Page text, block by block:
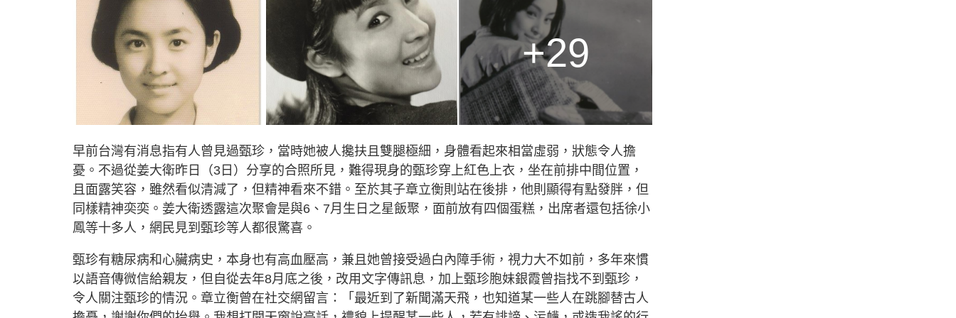
+29
早前台灣有消息指有人曾見過甄珍，當時她被人攙扶且雙腿極細，身體看起來相當虛弱，狀態令人擔
憂。不過從姜大衛昨日（3日）分享的合照所見，難得現身的甄珍穿上紅色上衣，坐在前排中間位置，
且面露笑容，雖然看似清減了，但精神看來不錯。至於其子章立衡則站在後排，他則顯得有點發胖，但
同樣精神奕奕。姜大衛透露這次聚會是與6、7月生日之星飯聚，面前放有四個蛋糕，出席者還包括徐小
鳳等十多人，網民見到甄珍等人都很驚喜。
甄珍有糖尿病和心臟病史，本身也有高血壓高，兼且她曾接受過白內障手術，視力大不如前，多年來慣
以語音傳微信給親友，但自從去年8月底之後，改用文字傳訊息，加上甄珍胞妹銀霞曾指找不到甄珍，
令人關注甄珍的情況。章立衡曾在社交網留言：「最近到了新聞滿天飛，也知道某一些人在跳腳替古人